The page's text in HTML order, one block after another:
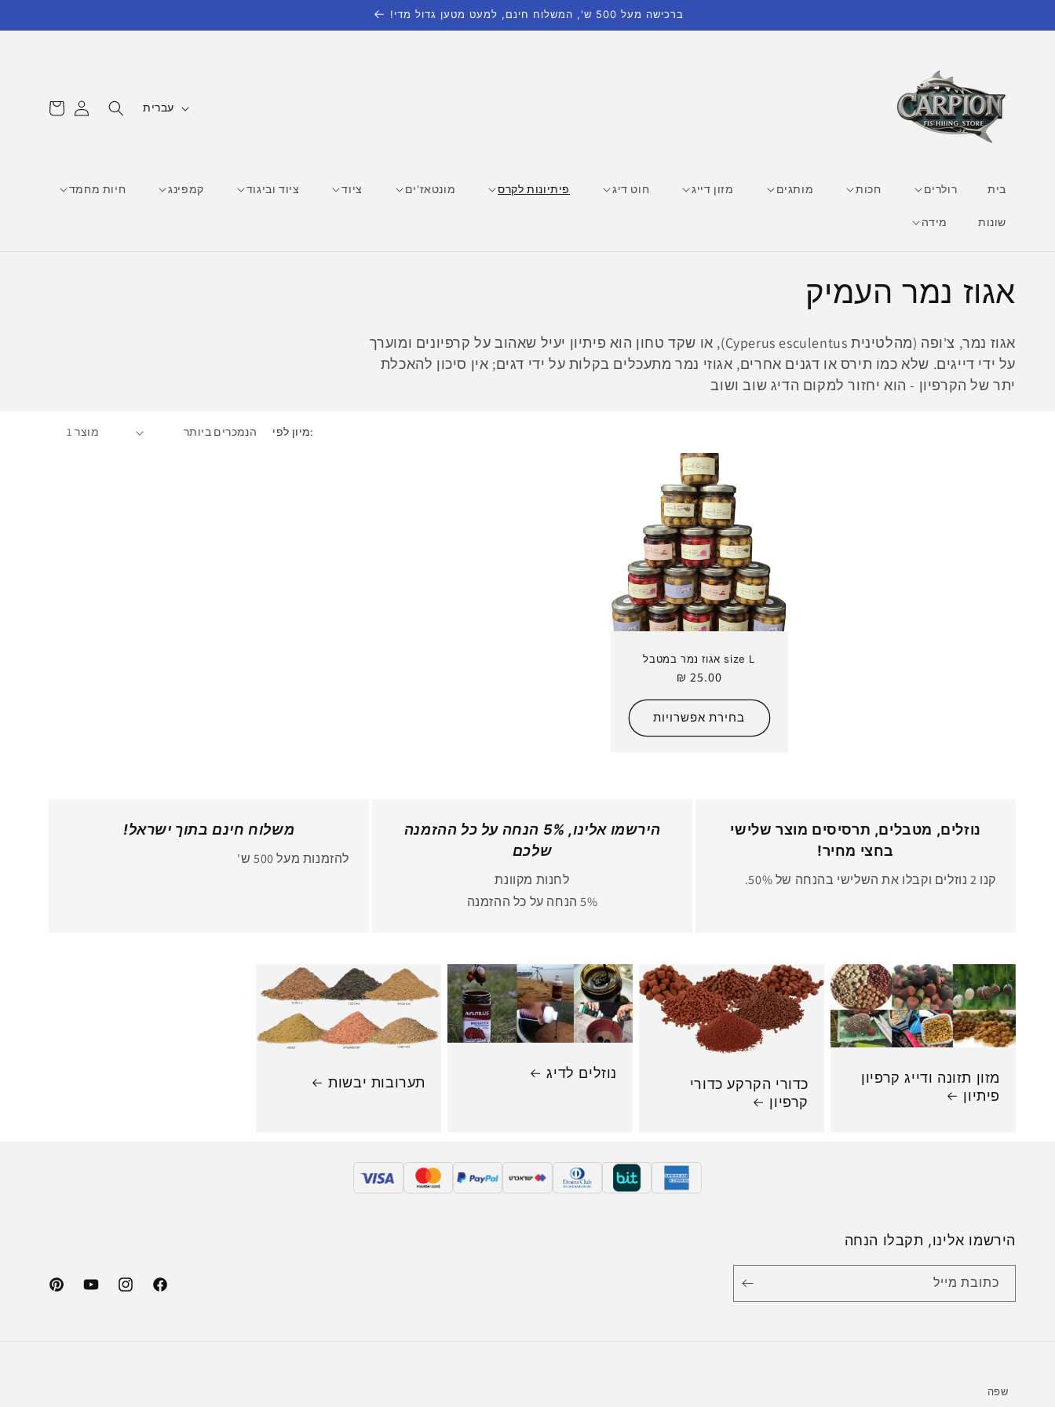
ברכישה מעל 500 ש', המשלוח חינם, למעט מטען גדול מדי!
בית רולרים חכות מותגים מזון דייג חוט דיג פיתיונות לקרס מונטאז'ים ציוד ציוד וביגוד קמפינג חיות מחמד
שונות מידה
ש עברית התחברות
קניות
ק
ו
ל
אגוז נמר העמיק
אגוז נמר, צ'ופה (מהלטינית Cyperus esculentus), או שקד טחון הוא פיתיון יעיל שאהוב על קרפיונים ומוערך
על ידי דייגים. שלא כמו תירס או דגנים אחרים, אגוזי נמר מתעכלים בקלות על ידי דגים; אין סיכון להאכלת
יתר של הקרפיון - הוא יחזור למקום הדיג שוב ושוב
:מיון לפי מוצר 1
size L אגוז נמר במטבל
מחיר
25.00 ₪
בחירת אפשרויות
נוזלים, מטבלים, תרסיסים מוצר שלישי
בחצי מחיר!
קנו 2 נוזלים וקבלו את השלישי בהנחה של 50%.
הירשמו אלינו, 5% הנחה על כל ההזמנה
שלכם
לחנות מקוונת
5% הנחה על כל ההזמנה
משלוח חינם בתוך ישראל!
להזמנות מעל 500 ש'
מזון תזונה ודייג קרפיון
פיתיון
כדורי הקרקע כדורי
קרפיון
נוזלים לדיג
תערובות יבשות
הירשמו אלינו, תקבלו הנחה
כתובת מייל
Facebook
Instagram
YouTube
Pinterest
שפה